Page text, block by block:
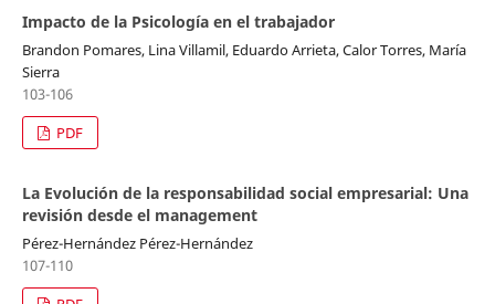
Impacto de la Psicología en el trabajador
Brandon Pomares, Lina Villamil, Eduardo Arrieta, Calor Torres, María
Sierra
103-106
PDF
La Evolución de la responsabilidad social empresarial: Una
revisión desde el management
Pérez-Hernández Pérez-Hernández
107-110